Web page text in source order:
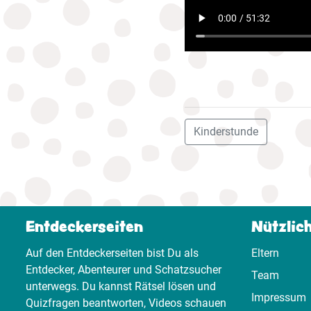
Kinderstunde
Entdeckerseiten
Auf den Entdeckerseiten bist Du als
Entdecker, Abenteurer und Schatzsucher
unterwegs. Du kannst Rätsel lösen und
Quizfragen beantworten, Videos schauen
Eltern
Team
Impressum